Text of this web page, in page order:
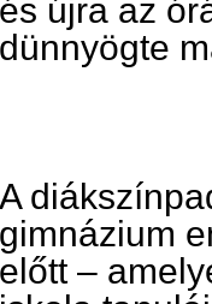
és újra az
dünnyögte
A
gimnázium
előtt –